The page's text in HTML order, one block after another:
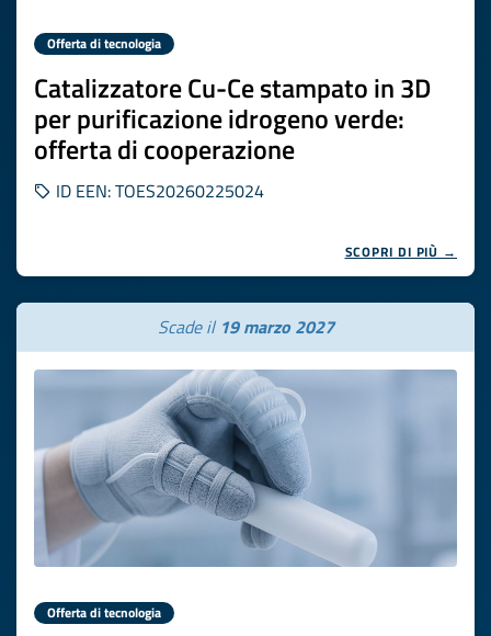
Offerta di tecnologia
Catalizzatore Cu-Ce stampato in 3D
per purificazione idrogeno verde:
offerta di cooperazione
ID EEN: TOES20260225024
SCOPRI DI PIÙ →
Scade il 19 marzo 2027
Offerta di tecnologia